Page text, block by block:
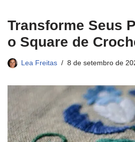
Transforme Seus
o Square de
Lea Freitas 8 de setembro de